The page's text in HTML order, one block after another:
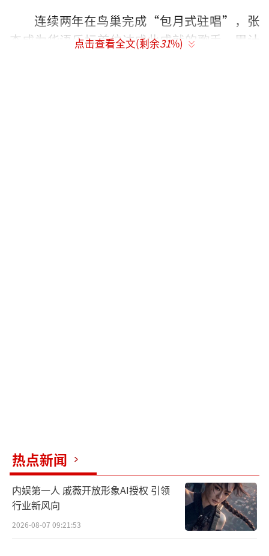
连续两年在鸟巢完成“包月式驻唱”，张
杰成为华语乐坛首位达成此成就的歌手，累计
点击查看全文(剩余31%)
热点新闻
内娱第一人 戚薇开放形象AI授权 引领
行业新风向
2026-08-07 09:21:53